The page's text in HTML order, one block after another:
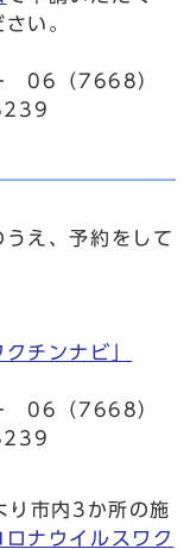
い。
06（7668）
え、予約をして
チンナビ」
06（7668）
り市内3か所の施
ロナウイルスワク